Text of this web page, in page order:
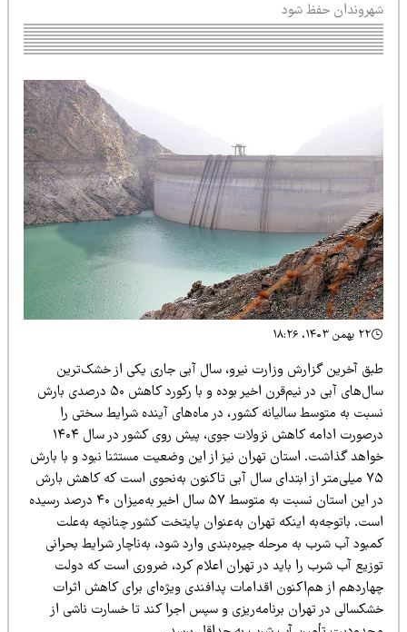
حفظ شود
آخرین گزارش وزارت نیرو، سال آبی جاری یکی از خشک‌ترین
سال‌های آبی در نیم‌قرن اخیر بوده و با رکورد کاهش ۵۰ درصدی بارش
به متوسط سالیانه کشور، در ماه‌های آینده شرایط سختی را
درصورت ادامه کاهش نزولات جوی، پیش روی کشور در سال ۱۴۰۴
گذاشت. استان تهران نیز از این وضعیت مستثنا نبود و با بارش
۷۵ میلی‌متر از ابتدای سال آبی تاکنون به‌نحوی است که کاهش بارش
در این استان نسبت به متوسط ۵۷ سال اخیر به‌میزان ۴۰ درصد رسیده
باتوجه‌به اینکه تهران به‌عنوان پایتخت کشور چنانچه به‌علت
آب شرب به مرحله جیره‌بندی وارد شود، به‌ناچار شرایط بحرانی
آب شرب را باید در تهران اعلام کرد، ضروری است که دولت
از هم‌اکنون اقدامات پدافندی ویژه‌ای برای کاهش اثرات
در تهران برنامه‌ریزی و سپس اجرا کند تا خسارت ناشی از